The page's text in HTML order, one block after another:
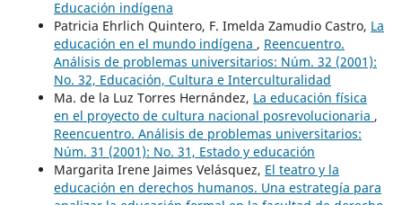
Educación indígena
Patricia Ehrlich Quintero, F. Imelda Zamudio Castro, La
educación en el mundo indígena , Reencuentro.
Análisis de problemas universitarios: Núm. 32 (2001):
No. 32, Educación, Cultura e Interculturalidad
Ma. de la Luz Torres Hernández, La educación física
en el proyecto de cultura nacional posrevolucionaria ,
Reencuentro. Análisis de problemas universitarios:
Núm. 31 (2001): No. 31, Estado y educación
Margarita Irene Jaimes Velásquez, El teatro y la
educación en derechos humanos. Una estrategía para